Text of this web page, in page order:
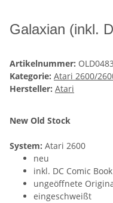
Galaxian (inkl.
Artikelnummer: OLD0483
Kategorie: Atari 2600/
Hersteller: Atari
New Old Stock
System: Atari 2600
neu
inkl. DC Comic Book
ungeöffnete
eingeschweißt